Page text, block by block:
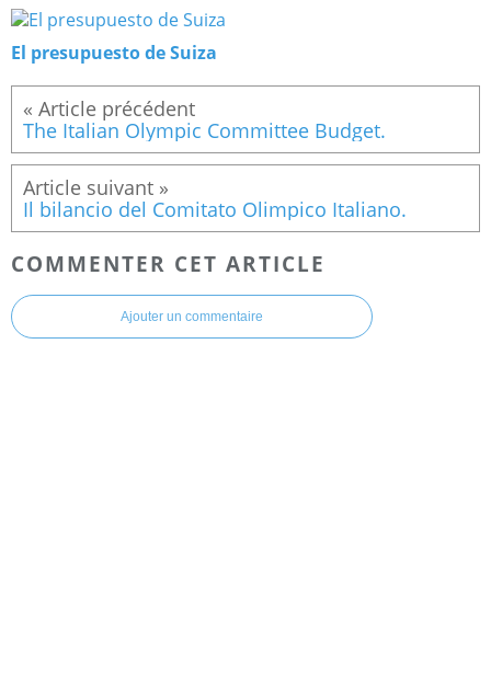
El presupuesto de Suiza
The Italian Olympic Committee Budget.
Il bilancio del Comitato Olimpico Italiano.
COMMENTER CET ARTICLE
Ajouter un commentaire